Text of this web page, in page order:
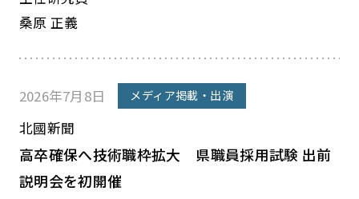
桑原 正義
2026年7月8日 メディア掲載・出演
北國新聞
高卒確保へ技術職枠拡大 県職員採用試験 出前
説明会を初開催